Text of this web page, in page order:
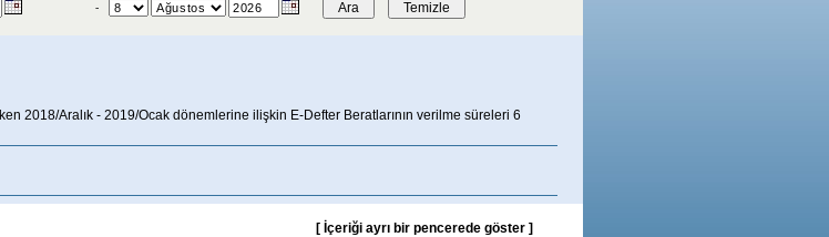
-
2018/Aralık - 2019/Ocak dönemlerine ilişkin E-Defter Beratlarının verilme süreleri 6
[ İçeriği ayrı bir pencerede göster ]